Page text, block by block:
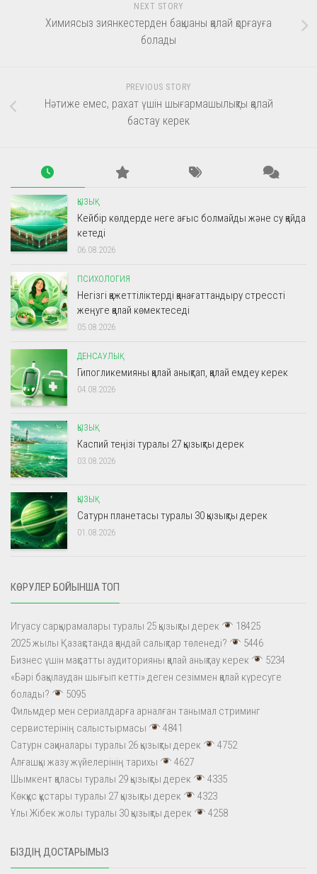
NEXT STORY
Химиясыз зиянкестерден бақшаны қалай қорғауға
болады
PREVIOUS STORY
Нәтиже емес, рахат үшін шығармашылықты қалай
бастау керек
ҚЫЗЫҚ
Кейбір көлдерде неге ағыс болмайды және су қайда
кетеді
06.08.2026
ПСИХОЛОГИЯ
Негізгі қажеттіліктерді қанағаттандыру стрессті
жеңуге қалай көмектеседі
05.08.2026
ДЕНСАУЛЫҚ
Гипогликемияны қалай анықтап, қалай емдеу керек
04.08.2026
ҚЫЗЫҚ
Каспий теңізі туралы 27 қызықты дерек
03.08.2026
ҚЫЗЫҚ
Сатурн планетасы туралы 30 қызықты дерек
01.08.2026
КӨРУЛЕР БОЙЫНША ТОП
Игуасу сарқырамалары туралы 25 қызықты дерек
18425
2025 жылы Қазақстанда қандай салықтар төленеді?
5446
Бизнес үшін мақсатты аудиторияны қалай анықтау керек
5234
«Бәрі бақылаудан шығып кетті» деген сезіммен қалай күресуге
болады?
5095
Фильмдер мен сериалдарға арналған танымал стриминг
сервистерінің салыстырмасы
4841
Сатурн сақиналары туралы 26 қызықты дерек
4752
Алғашқы жазу жүйелерінің тарихы
4627
Шымкент қаласы туралы 29 қызықты дерек
4335
Көкқұс құстары туралы 27 қызықты дерек
4323
Ұлы Жібек жолы туралы 30 қызықты дерек
4258
БІЗДІҢ ДОСТАРЫМЫЗ